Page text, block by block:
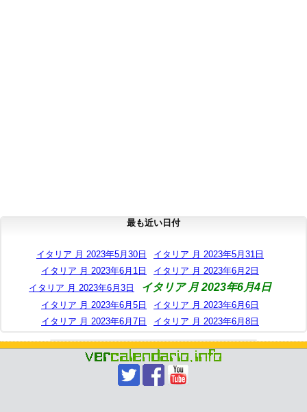
最も近い日付
イタリア 月 2023年5月30日
イタリア 月 2023年5月31日
イタリア 月 2023年6月1日
イタリア 月 2023年6月2日
イタリア 月 2023年6月3日
イタリア 月 2023年6月4日
イタリア 月 2023年6月5日
イタリア 月 2023年6月6日
イタリア 月 2023年6月7日
イタリア 月 2023年6月8日